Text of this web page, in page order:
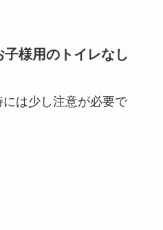
様用のトイレなし
は少し注意が必要で